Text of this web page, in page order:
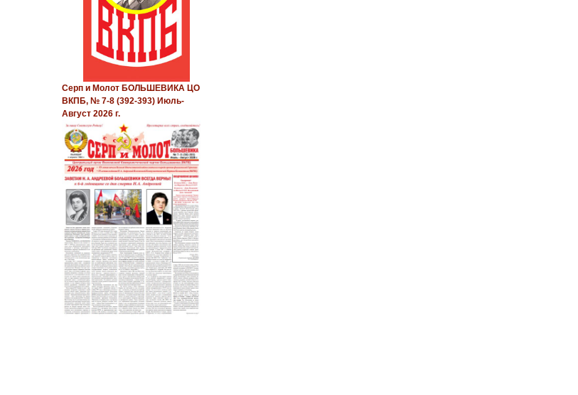
Серп и Молот БОЛЬШЕВИКА ЦО
ВКПБ, № 7-8 (392-393) Июль-
Август 2026 г.